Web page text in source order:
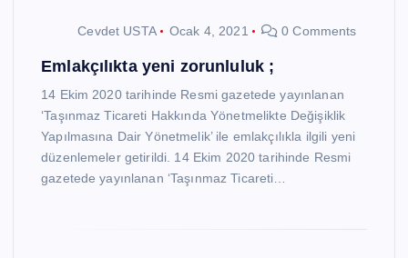
Cevdet USTA Ocak 4, 2021 0 Comments
Emlakçılıkta yeni zorunluluk ;
14 Ekim 2020 tarihinde Resmi gazetede yayınlanan
‘Taşınmaz Ticareti Hakkında Yönetmelikte Değişiklik
Yapılmasına Dair Yönetmelik’ ile emlakçılıkla ilgili yeni
düzenlemeler getirildi. 14 Ekim 2020 tarihinde Resmi
gazetede yayınlanan ‘Taşınmaz Ticareti…